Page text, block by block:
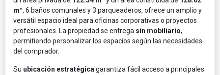
m², 6 baños comunales y 3 parqueaderos, ofrece un amplio y
versátil espacio ideal para oficinas corporativas o proyectos
profesionales. La propiedad se entrega sin mobiliario,
permitiendo personalizar los espacios según las necesidades
del comprador.
Su ubicación estratégica garantiza fácil acceso a principales